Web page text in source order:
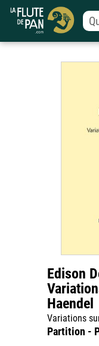
Edison
Haendel
Variations
Partition -